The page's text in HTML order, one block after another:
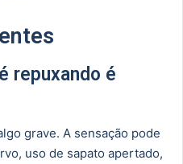
repuxando é
grave. A sensação pode
uso de sapato apertado,